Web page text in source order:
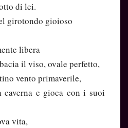
di lei.
girotondo gioioso
libera
il viso, ovale perfetto,
vento primaverile,
e gioca con i suoi
vita,